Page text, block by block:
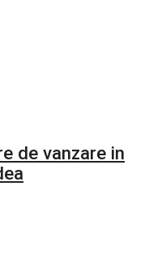
de vanzare in